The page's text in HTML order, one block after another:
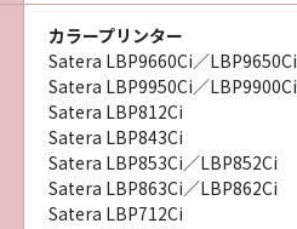
カラープリンター
Satera LBP9660Ci／LBP9650Ci
Satera LBP9950Ci／LBP9900Ci
Satera LBP812Ci
Satera LBP843Ci
Satera LBP853Ci／LBP852Ci
Satera LBP863Ci／LBP862Ci
Satera LBP712Ci